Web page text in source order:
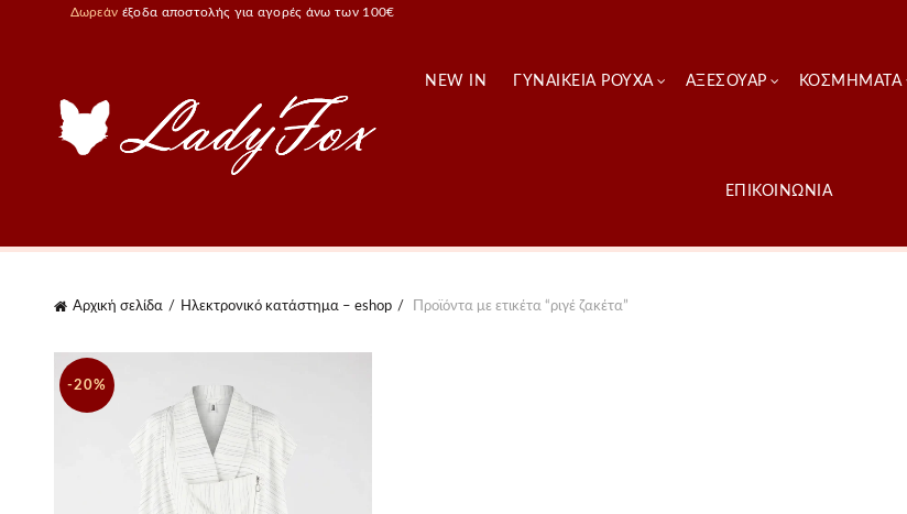
Δωρεάν έξοδα αποστολής για αγορές άνω των 100€
NEW IN ΓΥΝΑΙΚΕΊΑ ΡΟΎΧΑ ΑΞΕΣΟΥΑΡ ΚΟΣΜΗΜΑΤΑ
ΕΠΙΚΟΙΝΩΝΙΑ
Αρχική σελίδα Ηλεκτρονικό κατάστημα – eshop Προϊόντα με ετικέτα “ριγέ ζακέτα”
-20%